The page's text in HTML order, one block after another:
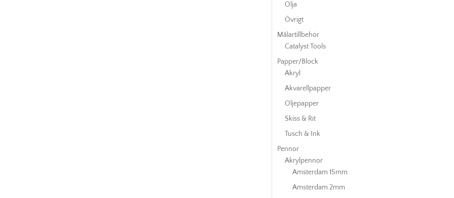
Olja
Övrigt
Målartillbehör
Catalyst Tools
Papper/Block
Akryl
Akvarellpapper
Oljepapper
Skiss & Rit
Tusch & Ink
Pennor
Akrylpennor
Amsterdam 15mm
Amsterdam 2mm